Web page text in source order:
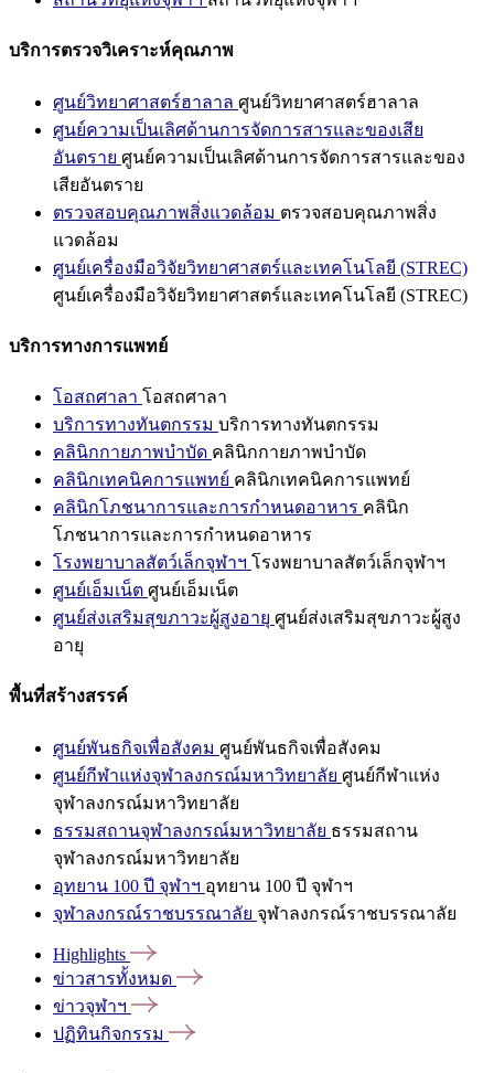
บริการตรวจวิเคราะห์คุณภาพ
ศูนย์วิทยาศาสตร์ฮาลาล ศูนย์วิทยาศาสตร์ฮาลาล
ศูนย์ความเป็นเลิศด้านการจัดการสารและของเสีย
อันตราย ศูนย์ความเป็นเลิศด้านการจัดการสารและของ
เสียอันตราย
ตรวจสอบคุณภาพสิ่งแวดล้อม ตรวจสอบคุณภาพสิ่ง
แวดล้อม
ศูนย์เครื่องมือวิจัยวิทยาศาสตร์และเทคโนโลยี (STREC)
ศูนย์เครื่องมือวิจัยวิทยาศาสตร์และเทคโนโลยี (STREC)
บริการทางการแพทย์
โอสถศาลา โอสถศาลา
บริการทางทันตกรรม บริการทางทันตกรรม
คลินิกกายภาพบำบัด คลินิกกายภาพบำบัด
คลินิกเทคนิคการแพทย์ คลินิกเทคนิคการแพทย์
คลินิกโภชนาการและการกำหนดอาหาร คลินิก
โภชนาการและการกำหนดอาหาร
โรงพยาบาลสัตว์เล็กจุฬาฯ โรงพยาบาลสัตว์เล็กจุฬาฯ
ศูนย์เอ็มเน็ต ศูนย์เอ็มเน็ต
ศูนย์ส่งเสริมสุขภาวะผู้สูงอายุ ศูนย์ส่งเสริมสุขภาวะผู้สูง
อายุ
พื้นที่สร้างสรรค์
ศูนย์พันธกิจเพื่อสังคม ศูนย์พันธกิจเพื่อสังคม
ศูนย์กีฬาแห่งจุฬาลงกรณ์มหาวิทยาลัย ศูนย์กีฬาแห่ง
จุฬาลงกรณ์มหาวิทยาลัย
ธรรมสถานจุฬาลงกรณ์มหาวิทยาลัย ธรรมสถาน
จุฬาลงกรณ์มหาวิทยาลัย
อุทยาน 100 ปี จุฬาฯ อุทยาน 100 ปี จุฬาฯ
จุฬาลงกรณ์ราชบรรณาลัย จุฬาลงกรณ์ราชบรรณาลัย
Highlights
ข่าวสารทั้งหมด
ข่าวจุฬาฯ
ปฏิทินกิจกรรม